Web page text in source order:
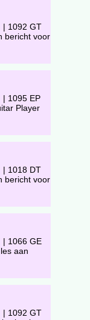
| 1092 GT
bericht voor
| 1095 EP
Player
| 1018 DT
bericht voor
| 1066 GE
aan
| 1092 GT